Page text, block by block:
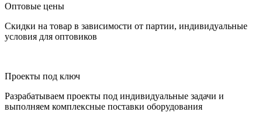
Оптовые цены
Скидки на товар в зависимости от партии, индивидуальные
условия для оптовиков
Проекты под ключ
Разрабатываем проекты под индивидуальные задачи и
выполняем комплексные поставки оборудования